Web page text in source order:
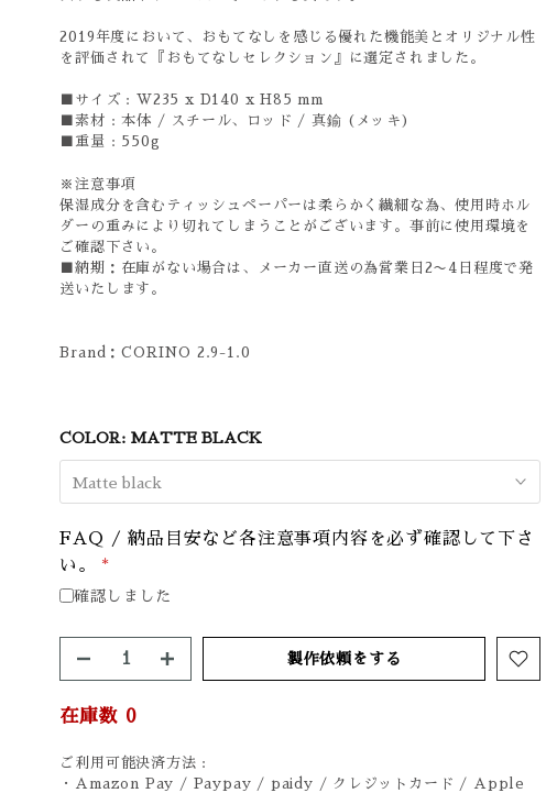
2019年度において、おもてなしを感じる優れた機能美とオリジナル性
を評価されて『おもてなしセレクション』に選定されました。
■サイズ : W235 x D140 x H85 mm
■素材 : 本体 / スチール、ロッド / 真鍮 (メッキ)
■重量 : 550g
※注意事項
保湿成分を含むティッシュペーパーは柔らかく繊細な為、使用時ホル
ダーの重みにより切れてしまうことがございます。事前に使用環境を
ご確認下さい。
■納期：在庫がない場合は、メーカー直送の為営業日2〜4日程度で発
送いたします。
Brand：CORINO 2.9-1.0
COLOR: MATTE BLACK
Matte black
FAQ / 納品目安など各注意事項内容を必ず確認して下さ
い。
*
確認しました
製作依頼をする
在庫数 0
ご利用可能決済方法 :
・Amazon Pay / Paypay / paidy / クレジットカード / Apple